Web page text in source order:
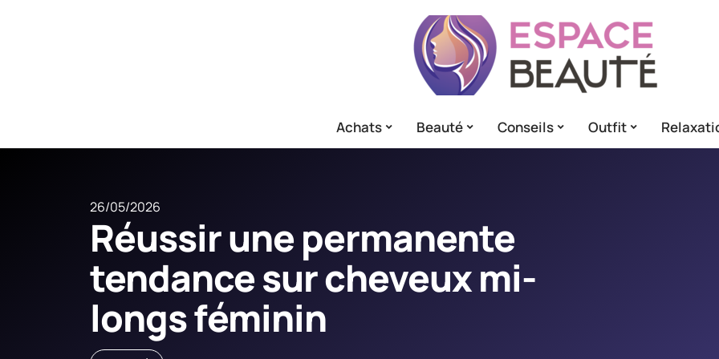
Achats Beauté Conseils Outfit
26/05/2026
Réussir une permanente
tendance sur cheveux mi-
longs féminin